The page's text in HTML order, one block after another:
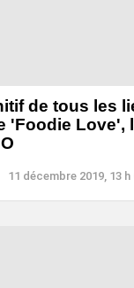
de tous les
'Foodie Love',
11 décembre 2019, 13 h